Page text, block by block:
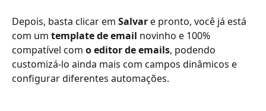
Depois, basta clicar em Salvar e pronto, você já está
com um template de email novinho e 100%
compatível com o editor de emails, podendo
customizá-lo ainda mais com campos dinâmicos e
configurar diferentes automações.